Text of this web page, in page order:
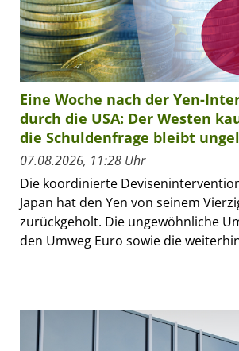
Eine Woche nach der Yen-
durch die USA: Der Westen
die Schuldenfrage bleibt
07.08.2026, 11:28 Uhr
Die koordinierte
Japan hat den Yen von seinem
zurückgeholt. Die ungewöhnliche
den Umweg Euro sowie die